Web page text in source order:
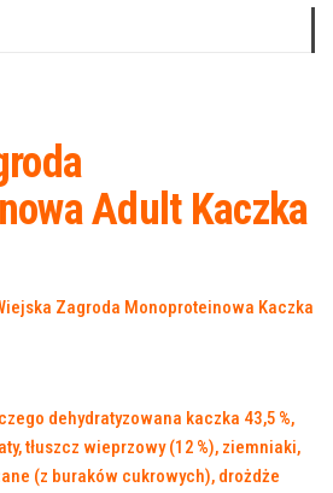
Adult Kaczka
dehydratyzowana kaczka 43,5 %,
tłuszcz wieprzowy (12 %), ziemniaki,
(z buraków cukrowych), drożdże